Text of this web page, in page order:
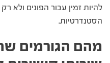
להיות זמין עבור הפונים ולא
הסטנדרטיות.
מהם הגורמים